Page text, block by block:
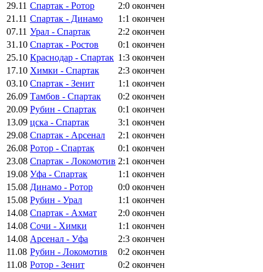
29.11 Спартак - Ротор 2:0 окончен
21.11 Спартак - Динамо 1:1 окончен
07.11 Урал - Спартак 2:2 окончен
31.10 Спартак - Ростов 0:1 окончен
25.10 Краснодар - Спартак 1:3 окончен
17.10 Химки - Спартак 2:3 окончен
03.10 Спартак - Зенит 1:1 окончен
26.09 Тамбов - Спартак 0:2 окончен
20.09 Рубин - Спартак 0:1 окончен
13.09 цска - Спартак 3:1 окончен
29.08 Спартак - Арсенал 2:1 окончен
26.08 Ротор - Спартак 0:1 окончен
23.08 Спартак - Локомотив 2:1 окончен
19.08 Уфа - Спартак 1:1 окончен
15.08 Динамо - Ротор 0:0 окончен
15.08 Рубин - Урал 1:1 окончен
14.08 Спартак - Ахмат 2:0 окончен
14.08 Сочи - Химки 1:1 окончен
14.08 Арсенал - Уфа 2:3 окончен
11.08 Рубин - Локомотив 0:2 окончен
11.08 Ротор - Зенит 0:2 окончен